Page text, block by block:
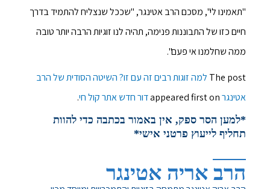
"תאמינו לי", מסכם הרב אטינגר, "שככל שנצליח להתמיד בדרך
חיים כזו של התבוננות פנימה, תהיה לנו זוגיות הרבה יותר טובה
ממה שחלמנו אי פעם".
The post למה זוגות רבים זה עם זו? השיטה הסודית של הרב
אטינגר
דור חדש אתר קול חי.
*למען הסר ספק, אין באמור בכתבה כדי להוות
תחליף לייעוץ פרטני אישי*
הרב אריה אטינגר